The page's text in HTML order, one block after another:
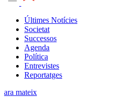
Últimes Notícies
Societat
Successos
Agenda
Política
Entrevistes
Reportatges
ara mateix